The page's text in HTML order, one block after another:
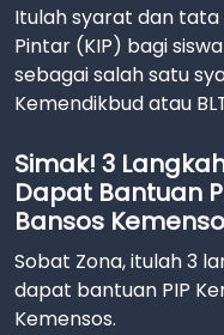
Itulah syarat dan
Pintar (KIP) bagi
sebagai salah satu
Kemendikbud atau
Simak! 3
Dapat Bantuan
Bansos
Sobat Zona, itulah 3
dapat bantuan PIP
Kemensos.